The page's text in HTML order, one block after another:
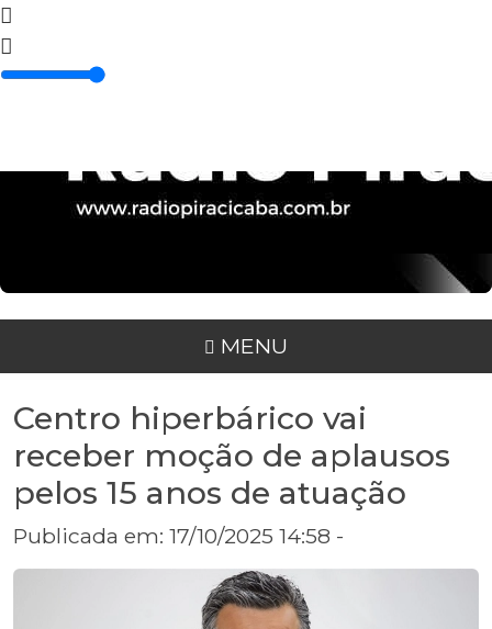
MENU
Centro hiperbárico vai
receber moção de aplausos
pelos 15 anos de atuação
Publicada em: 17/10/2025 14:58 -